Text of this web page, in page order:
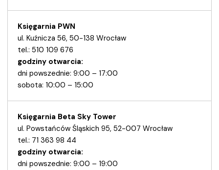
Księgarnia PWN
ul. Kuźnicza 56, 50-138 Wrocław
tel.: 510 109 676
godziny otwarcia:
dni powszednie: 9:00 – 17:00
sobota: 10:00 – 15:00
Księgarnia Beta Sky Tower
ul. Powstańców Śląskich 95, 52-007 Wrocław
tel.: 71 363 98 44
godziny otwarcia:
dni powszednie: 9:00 – 19:00